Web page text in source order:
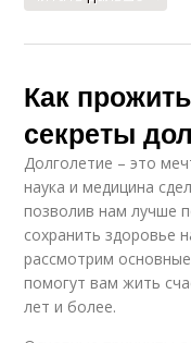
Как
секреты
Долголетие – это
наука и медицина
позволив нам лучше
сохранить здоровье
рассмотрим
помогут вам жить
лет и более.